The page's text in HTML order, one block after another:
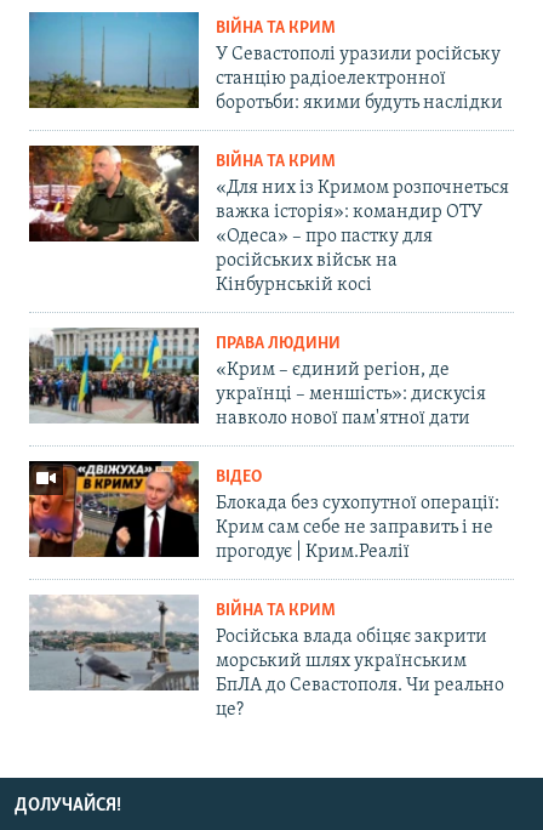
ВІЙНА ТА КРИМ
У Севастополі уразили російську
станцію радіоелектронної
боротьби: якими будуть наслідки
ВІЙНА ТА КРИМ
«Для них із Кримом розпочнеться
важка історія»: командир ОТУ
«Одеса» – про пастку для
російських військ на
Кінбурнській косі
ПРАВА ЛЮДИНИ
«Крим – єдиний регіон, де
українці – меншість»: дискусія
навколо нової пам'ятної дати
ВІДЕО
Блокада без сухопутної операції:
Крим сам себе не заправить і не
прогодує | Крим.Реалії
ВІЙНА ТА КРИМ
Російська влада обіцяє закрити
морський шлях українським
БпЛА до Севастополя. Чи реально
це?
ДОЛУЧАЙСЯ!